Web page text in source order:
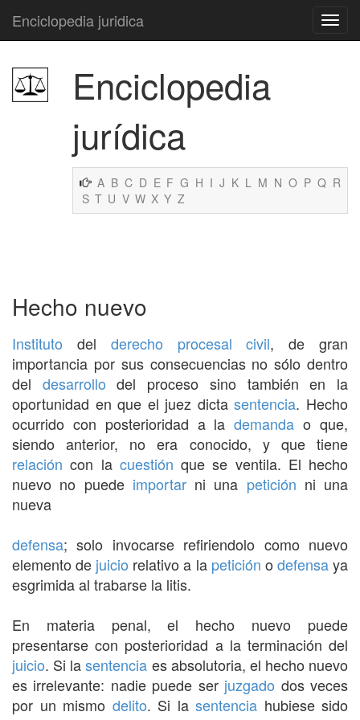
Enciclopedia juridica
Enciclopedia
jurídica
A B C D E F G H I J K L M N O P Q R
S T U V W X Y Z
Hecho nuevo
Instituto del derecho procesal civil, de gran
importancia por sus consecuencias no sólo dentro
del desarrollo del proceso sino también en la
oportunidad en que el juez dictasentencia. Hecho
ocurrido con posterioridad a lademanda o que,
siendo anterior, no era conocido, y que tiene
relación con la cuestión que se ventila. El hecho
nuevo no puede importarni una petición ni una
nueva
defensa; solo invocarse refiriendolo como nuevo
elemento de juicio relativo a la petición o defensaya
esgrimida al trabarse la litis.
En materia penal, el hecho nuevo puede
presentarse con posterioridad a la terminación del
juicio. Si lasentencia es absolutoria, el hecho nuevo
es irrelevante: nadie puede ser juzgado dos veces
por un mismo delito. Si la sentencia hubiese sido